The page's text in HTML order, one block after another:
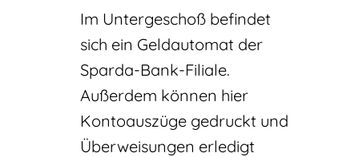
Im Untergeschoß befindet
sich ein Geldautomat der
Sparda-Bank-Filiale.
Außerdem können hier
Kontoauszüge gedruckt und
Überweisungen erledigt